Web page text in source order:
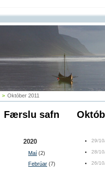
> Október 2011
Færslu safn
2020
Maí (2)
Febrúar (7)
29/
28/
26/